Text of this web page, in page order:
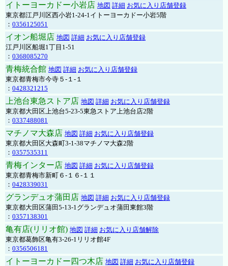
イトーヨーカドー小岩店 地図 詳細 お気に入り店舗登録
東京都江戸川区西小岩1-24-1イトーヨーカドー小岩5階
： 0356125051
イオン船堀店 地図 詳細 お気に入り店舗登録
江戸川区船堀1丁目1-51
： 0368085270
青梅統合館 地図 詳細 お気に入り店舗登録
東京都青梅市今寺５-１-１
： 0428321215
上池台東急ストア店 地図 詳細 お気に入り店舗登録
東京都大田区上池台5-23-5東急ストア上池台店2階
： 0337488081
マチノマ大森店 地図 詳細 お気に入り店舗登録
東京都大田区大森町3-1-38マチノマ大森2階
： 0357535311
青梅インター店 地図 詳細 お気に入り店舗登録
東京都青梅市新町６-１６-１１
： 0428339031
グランデュオ蒲田店 地図 詳細 お気に入り店舗登録
東京都大田区蒲田5-13-1グランデュオ蒲田東館3階
： 0357138301
亀有店(リリオ館) 地図 詳細 お気に入り店舗解除
東京都葛飾区亀有3-26-1リリオ館4F
： 0356506181
イトーヨーカドー四つ木店 地図 詳細 お気に入り店舗登録